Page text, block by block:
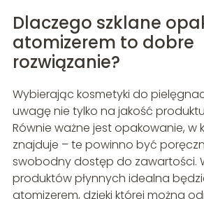
Dlaczego szklane
atomizerem to dobre
rozwiązanie?
Wybierając kosmetyki do
uwagę nie tylko na jakość
Równie ważne jest opakowanie, w
znajduje – te powinno być
swobodny dostęp do zawartości.
produktów płynnych idealna
atomizerem, dzięki której można